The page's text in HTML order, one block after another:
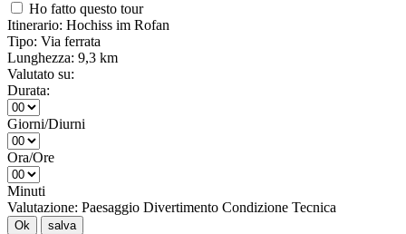
Ho fatto questo tour
Itinerario: Hochiss im Rofan
Tipo: Via ferrata
Lunghezza: 9,3 km
Valutato su:
Durata:
Giorni/Diurni
Ora/Ore
Minuti
Valutazione: Paesaggio Divertimento Condizione Tecnica
Ok salva